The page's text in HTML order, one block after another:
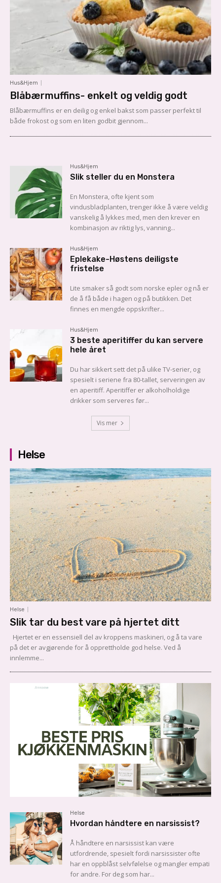
Hus&Hjem
Blåbærmuffins- enkelt og veldig godt
Blåbærmuffins er en deilig og enkel bakst som passer perfekt til
både frokost og som en liten godbit gjennom...
Hus&Hjem
Slik steller du en Monstera
En Monstera, ofte kjent som
vindusbladplanten, trenger ikke å være veldig
vanskelig å lykkes med, men den krever en
kombinasjon av riktig lys, vanning...
Hus&Hjem
Eplekake-Høstens deiligste
fristelse
Lite smaker så godt som norske epler og nå er
de å få både i hagen og på butikken. Det
finnes en mengde oppskrifter...
Hus&Hjem
3 beste aperitiffer du kan servere
hele året
Du har sikkert sett det på ulike TV-serier, og
spesielt i seriene fra 80-tallet, serveringen av
en aperitiff. Aperitiffer er alkoholholdige
drikker som serveres før...
Vis mer
Helse
Helse
Slik tar du best vare på hjertet ditt
Hjertet er en essensiell del av kroppens maskineri, og å ta vare
på det er avgjørende for å opprettholde god helse. Ved å
innlemme...
Helse
Hvordan håndtere en narsissist?
Å håndtere en narsissist kan være
utfordrende, spesielt fordi narsissister ofte
har en oppblåst selvfølelse og mangler empati
for andre. For deg som har...